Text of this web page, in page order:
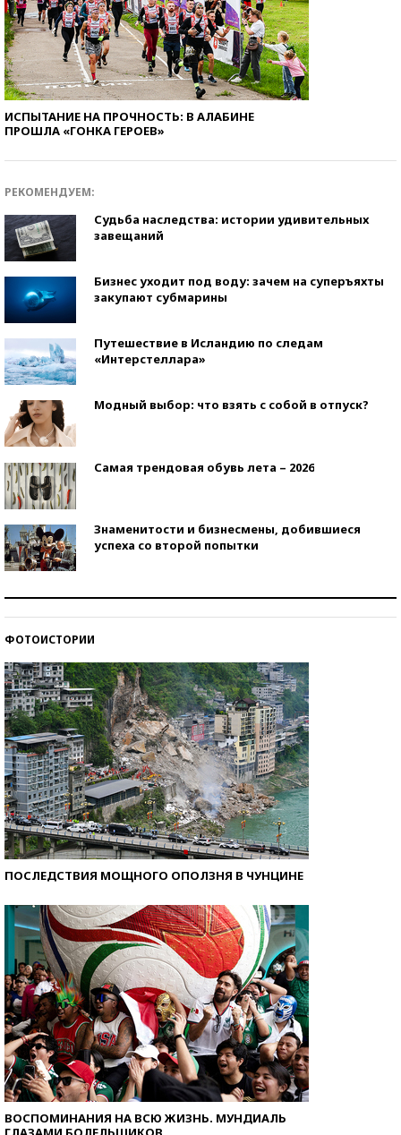
ИСПЫТАНИЕ НА ПРОЧНОСТЬ: В АЛАБИНЕ
ПРОШЛА «ГОНКА ГЕРОЕВ»
РЕКОМЕНДУЕМ:
Судьба наследства: истории удивительных
завещаний
Бизнес уходит под воду: зачем на суперъяхты
закупают субмарины
Путешествие в Исландию по следам
«Интерстеллара»
Модный выбор: что взять с собой в отпуск?
Самая трендовая обувь лета – 2026
Знаменитости и бизнесмены, добившиеся
успеха со второй попытки
ФОТОИСТОРИИ
ПОСЛЕДСТВИЯ МОЩНОГО ОПОЛЗНЯ В ЧУНЦИНЕ
ВОСПОМИНАНИЯ НА ВСЮ ЖИЗНЬ. МУНДИАЛЬ